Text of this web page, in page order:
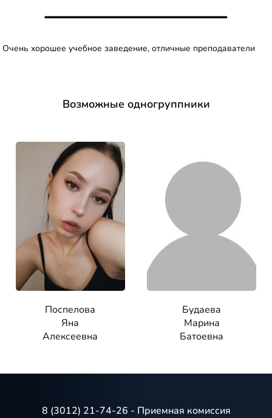
Очень хорошее учебное заведение, отличные преподаватели
Возможные одногруппники
Поспелова
Яна
Алексеевна
Будаева
Марина
Батоевна
8 (3012) 21-74-26 - Приемная комиссия